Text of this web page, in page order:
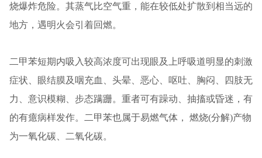
烧爆炸危险。其蒸气比空气重，能在较低处扩散到相当远的
地方，遇明火会引着回燃。
二甲苯短期内吸入较高浓度可出现眼及上呼吸道明显的刺激
症状、眼结膜及咽充血、头晕、恶心、呕吐、胸闷、四肢无
力、意识模糊、步态蹒跚。重者可有躁动、抽搐或昏迷，有
的有癔病样发作。二甲苯也属于易燃气体， 燃烧(分解)产物
为一氧化碳、二氧化碳。